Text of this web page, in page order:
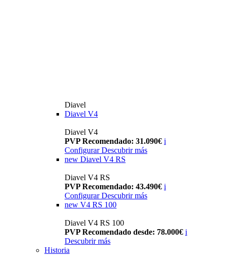
Diavel
Diavel V4
Diavel V4
PVP Recomendado: 31.090€ i
Configurar Descubrir más
new Diavel V4 RS
Diavel V4 RS
PVP Recomendado: 43.490€ i
Configurar Descubrir más
new V4 RS 100
Diavel V4 RS 100
PVP Recomendado desde: 78.000€ i
Descubrir más
Historia